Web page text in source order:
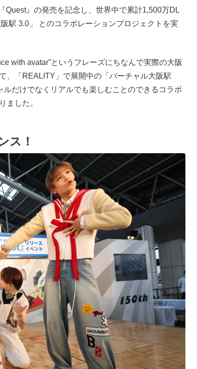
』の発売を記念し、世界中で累計1,500万DL
駅 3.0」 とのコラボレーションプロジェクトを実
with avatar”というフレーズにちなんで実際の大阪
、「REALITY」で展開中の「バーチャル大阪駅
だけでなくリアルでも楽しむことのできるコラボ
ました。
ス！